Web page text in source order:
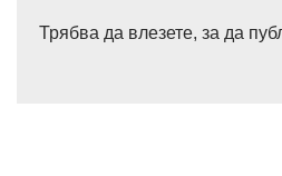
Трябва да влезете, за да